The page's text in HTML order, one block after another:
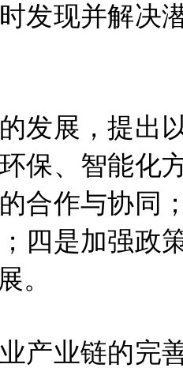
发现并解决
发展，提出
保、智能化
合作与协同
四是加强政
。
产业链的完